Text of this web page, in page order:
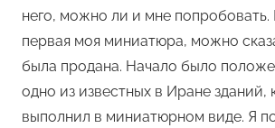
него, можно ли и мне попробовать.
первая моя миниатюра, можно
была продана. Начало было
одно из известных в Иране зданий,
выполнил в миниатюрном виде. Я